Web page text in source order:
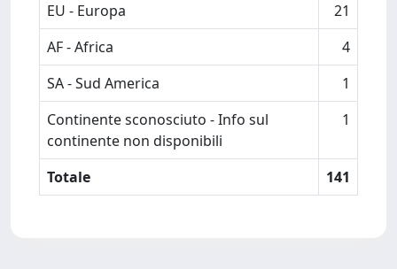
EU - Europa
21
AF - Africa
4
SA - Sud America
1
Continente sconosciuto - Info sul
continente non disponibili
1
Totale 141